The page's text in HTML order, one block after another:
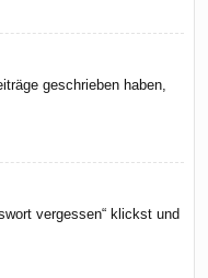
geschrieben haben,
vergessen“ klickst und